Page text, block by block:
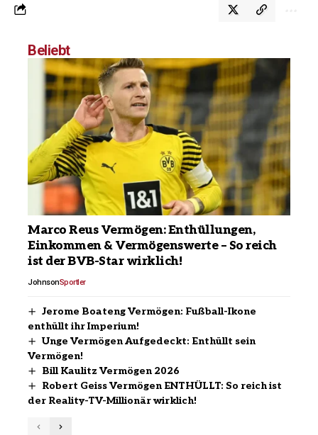
Beliebt
Marco Reus Vermögen: Enthüllungen,
Einkommen & Vermögenswerte – So reich
ist der BVB-Star wirklich!
JohnsonSportler
Jerome Boateng Vermögen: Fußball-Ikone
enthüllt ihr Imperium!
Unge Vermögen Aufgedeckt: Enthüllt sein
Vermögen!
Bill Kaulitz Vermögen 2026
Robert Geiss Vermögen ENTHÜLLT: So reich ist
der Reality-TV-Millionär wirklich!